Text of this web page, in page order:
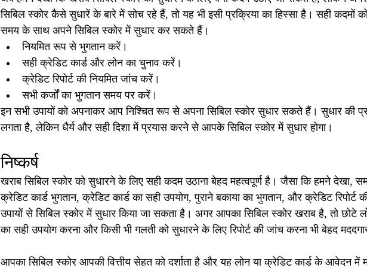
सिबिल स्कोर कैसे सुधारें के बारे में सोच रहे हैं, तो यह भी इसी प्रक्रिया का हिस्सा है। सही
समय के साथ अपने सिबिल स्कोर में सुधार कर सकते हैं।
नियमित रूप से भुगतान करें।
सही क्रेडिट कार्ड और लोन का चुनाव करें।
क्रेडिट रिपोर्ट की नियमित जांच करें।
सभी कर्जों का भुगतान समय पर करें।
इन सभी उपायों को अपनाकर आप निश्चित रूप से अपना सिबिल स्कोर सुधार सकते हैं। सुधार की
लगता है, लेकिन धैर्य और सही दिशा में प्रयास करने से आपके सिबिल स्कोर में सुधार होगा।
निष्कर्ष
खराब सिबिल स्कोर को सुधारने के लिए सही कदम उठाना बेहद महत्वपूर्ण है। जैसा कि हमने देखा,
क्रेडिट कार्ड भुगतान, क्रेडिट कार्ड का सही उपयोग, पुराने बकाया का भुगतान, और क्रेडिट
उपायों से सिबिल स्कोर में सुधार किया जा सकता है। अगर आपका सिबिल स्कोर खराब है, तो छोटे
का सही उपयोग करना और किसी भी गलती को सुधारने के लिए रिपोर्ट की जांच करना भी बेहद
आपका सिबिल स्कोर आपकी वित्तीय सेहत को दर्शाता है और यह लोन या क्रेडिट कार्ड के आवेदन में